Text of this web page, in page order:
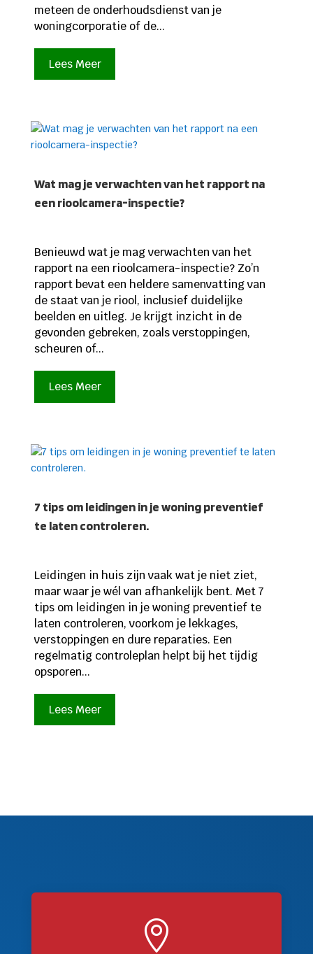
meteen de onderhoudsdienst van je
woningcorporatie of de...
Lees Meer
Wat mag je verwachten van het rapport na
een rioolcamera-inspectie?
Benieuwd wat je mag verwachten van het
rapport na een rioolcamera-inspectie? Zo’n
rapport bevat een heldere samenvatting van
de staat van je riool, inclusief duidelijke
beelden en uitleg. Je krijgt inzicht in de
gevonden gebreken, zoals verstoppingen,
scheuren of...
Lees Meer
7 tips om leidingen in je woning preventief
te laten controleren.
Leidingen in huis zijn vaak wat je niet ziet,
maar waar je wél van afhankelijk bent. Met 7
tips om leidingen in je woning preventief te
laten controleren, voorkom je lekkages,
verstoppingen en dure reparaties. Een
regelmatig controleplan helpt bij het tijdig
opsporen...
Lees Meer
